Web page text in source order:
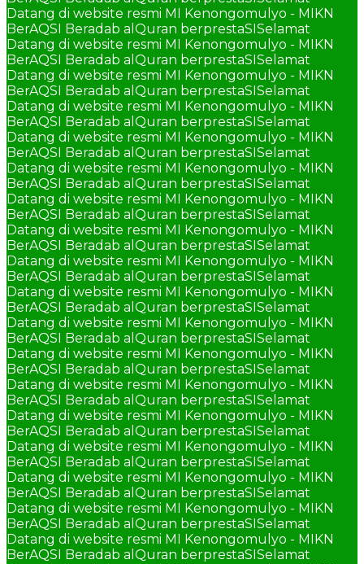
Datang di website resmi MI Kenongomulyo - MIKN
BerAQSI Beradab alQuran berprestaSISelamat
Datang di website resmi MI Kenongomulyo - MIKN
BerAQSI Beradab alQuran berprestaSISelamat
Datang di website resmi MI Kenongomulyo - MIKN
BerAQSI Beradab alQuran berprestaSISelamat
Datang di website resmi MI Kenongomulyo - MIKN
BerAQSI Beradab alQuran berprestaSISelamat
Datang di website resmi MI Kenongomulyo - MIKN
BerAQSI Beradab alQuran berprestaSISelamat
Datang di website resmi MI Kenongomulyo - MIKN
BerAQSI Beradab alQuran berprestaSISelamat
Datang di website resmi MI Kenongomulyo - MIKN
BerAQSI Beradab alQuran berprestaSISelamat
Datang di website resmi MI Kenongomulyo - MIKN
BerAQSI Beradab alQuran berprestaSISelamat
Datang di website resmi MI Kenongomulyo - MIKN
BerAQSI Beradab alQuran berprestaSISelamat
Datang di website resmi MI Kenongomulyo - MIKN
BerAQSI Beradab alQuran berprestaSISelamat
Datang di website resmi MI Kenongomulyo - MIKN
BerAQSI Beradab alQuran berprestaSISelamat
Datang di website resmi MI Kenongomulyo - MIKN
BerAQSI Beradab alQuran berprestaSISelamat
Datang di website resmi MI Kenongomulyo - MIKN
BerAQSI Beradab alQuran berprestaSISelamat
Datang di website resmi MI Kenongomulyo - MIKN
BerAQSI Beradab alQuran berprestaSISelamat
Datang di website resmi MI Kenongomulyo - MIKN
BerAQSI Beradab alQuran berprestaSISelamat
Datang di website resmi MI Kenongomulyo - MIKN
BerAQSI Beradab alQuran berprestaSISelamat
Datang di website resmi MI Kenongomulyo - MIKN
BerAQSI Beradab alQuran berprestaSISelamat
Datang di website resmi MI Kenongomulyo - MIKN
BerAQSI Beradab alQuran berprestaSISelamat